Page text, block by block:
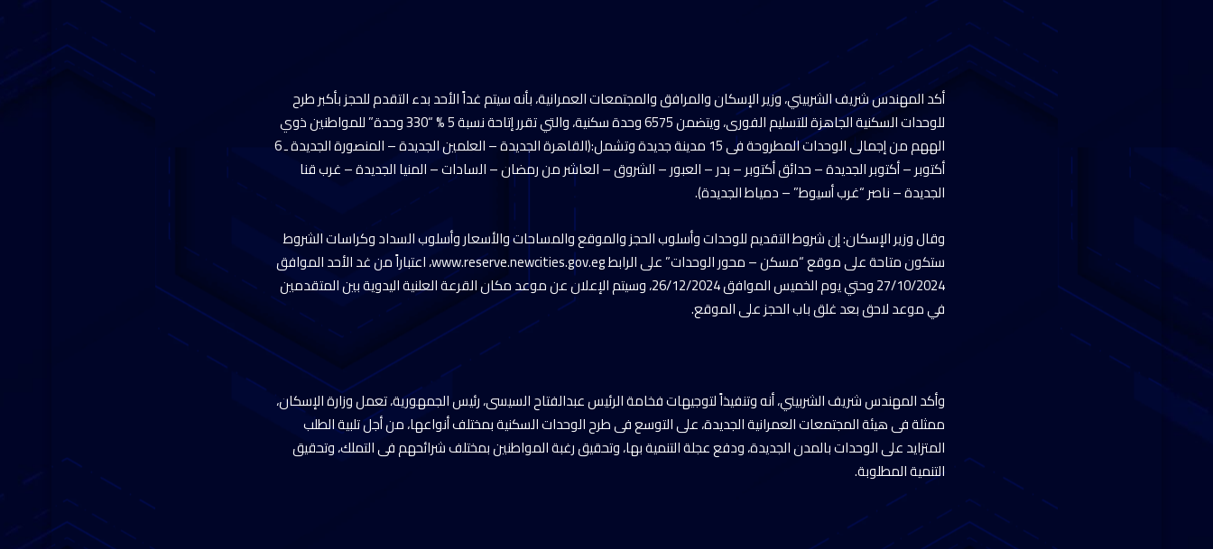
أكد المهندس شريف الشربيني، وزير الإسكان والمرافق والمجتمعات العمرانية، بأنه سيتم غداً الأحد بدء التقدم للحجز بأكبر طرح
للوحدات السكنية الجاهزة للتسليم الفورى، ويتضمن 6575 وحدة سكنية، والتي تقرر إتاحة نسبة 5 % “330 وحدة” للمواطنين ذوي
الههم من إجمالى الوحدات المطروحة فى 15 مدينة جديدة وتشمل:(القاهرة الجديدة – العلمين الجديدة – المنصورة الجديدة ـ 6
أكتوبر – أكتوبر الجديدة – حدائق أكتوبر – بدر – العبور – الشروق – العاشر من رمضان – السادات – المنيا الجديدة – غرب قنا
الجديدة – ناصر “غرب أسيوط” – دمياط الجديدة).
وقال وزير الإسكان: إن شروط التقديم للوحدات وأسلوب الحجز والموقع والمساحات والأسعار وأسلوب السداد وكراسات الشروط
ستكون متاحة على موقع “مسكن – محور الوحدات” على الرابط www.reserve.newcities.gov.eg، اعتباراً من غد الأحد الموافق
27/10/2024 وحتي يوم الخميس الموافق 26/12/2024، وسيتم الإعلان عن موعد مكان القرعة العلنية اليدوية بين المتقدمين
في موعد لاحق بعد غلق باب الحجز على الموقع.
وأكد المهندس شريف الشربيني، أنه وتنفيذاً لتوجيهات فخامة الرئيس عبدالفتاح السيسى، رئيس الجمهورية، تعمل وزارة الإسكان،
ممثلة فى هيئة المجتمعات العمرانية الجديدة، على التوسع فى طرح الوحدات السكنية بمختلف أنواعها، من أجل تلبية الطلب
المتزايد على الوحدات بالمدن الجديدة، ودفع عجلة التنمية بها، وتحقيق رغبة المواطنين بمختلف شرائحهم فى التملك، وتحقيق
التنمية المطلوبة.